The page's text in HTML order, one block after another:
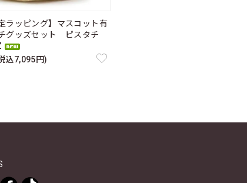
ラッピング】マスコット有
グッズセット ピスタチ
込7,095円)